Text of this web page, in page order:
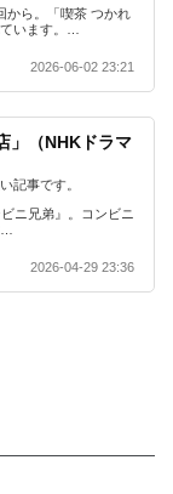
から。「喫茶 つかれ
います。…
2026-06-02 23:21
」（NHKドラマ
記事です。
ニ兄弟』。コンビニ
2026-04-29 23:36